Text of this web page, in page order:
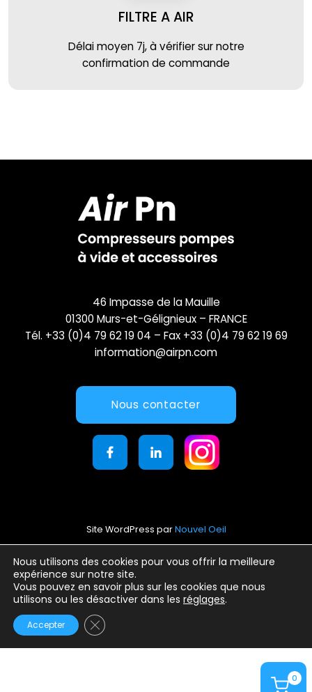
0
FILTRE A AIR
Délai moyen 7j, à vérifier sur notre
confirmation de commande
Nous utilisons des cookies pour vous offrir la meilleure
expérience sur notre site.
Vous pouvez en savoir plus sur les cookies que nous
utilisons ou les désactiver dans les réglages.
Accepter Fermer la bannière des cookies GDPR
46 Impasse de la Mauille
01300 Murs-et-Gélignieux – FRANCE
Tél. +33 (0)4 79 62 19 04 – Fax +33 (0)4 79 62 19 69
information@airpn.com
Nous contacter
Site WordPress parNouvel Oeil
Mentions légales
Conditions générales d’utilisation
Politique de confidentialité